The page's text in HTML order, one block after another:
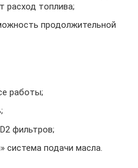
расход топлива;
продолжительной
работы;
фильтров;
система подачи масла.